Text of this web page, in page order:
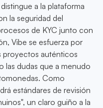
a la plataforma
la seguridad del
de KYC junto con
Vibe se esfuerza por
proyectos auténticos
las dudas que a menudo
Como
estándares de revisión
un claro guiño a la